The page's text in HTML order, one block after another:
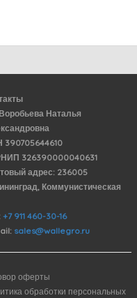
Наталья
390705644610
326390000040631
адрес: 236005
Коммунистическая
+7 911 460-30-16
sales@wallegro.ru
оферты
обработки персональных